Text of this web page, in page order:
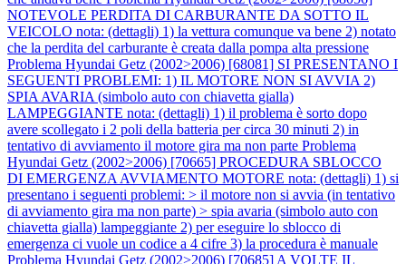
NOTEVOLE PERDITA DI CARBURANTE DA SOTTO IL
VEICOLO nota: (dettagli) 1) la vettura comunque va bene 2) notato
che la perdita del carburante è creata dalla pompa alta pressione
Problema Hyundai Getz (2002>2006) [68081] SI PRESENTANO I
SEGUENTI PROBLEMI: 1) IL MOTORE NON SI AVVIA 2)
SPIA AVARIA (simbolo auto con chiavetta gialla)
LAMPEGGIANTE nota: (dettagli) 1) il problema è sorto dopo
avere scollegato i 2 poli della batteria per circa 30 minuti 2) in
tentativo di avviamento il motore gira ma non parte Problema
Hyundai Getz (2002>2006) [70665] PROCEDURA SBLOCCO
DI EMERGENZA AVVIAMENTO MOTORE nota: (dettagli) 1) si
presentano i seguenti problemi: > il motore non si avvia (in tentativo
di avviamento gira ma non parte) > spia avaria (simbolo auto con
chiavetta gialla) lampeggiante 2) per eseguire lo sblocco di
emergenza ci vuole un codice a 4 cifre 3) la procedura è manuale
Problema Hyundai Getz (2002>2006) [70685] A VOLTE IL